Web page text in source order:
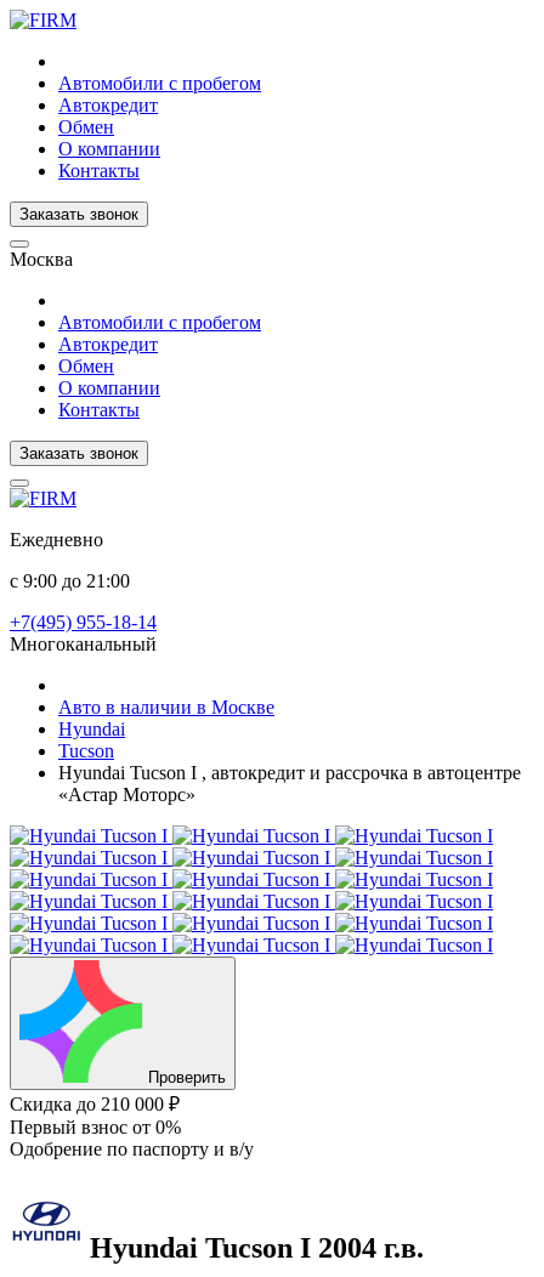
Автомобили с пробегом
Автокредит
Обмен
О компании
Контакты
Заказать звонок
Москва
Автомобили с пробегом
Автокредит
Обмен
О компании
Контакты
Заказать звонок
Ежедневно
с 9:00 до 21:00
+7(495) 955-18-14
Многоканальный
Авто в наличии в Москве
Hyundai
Tucson
Hyundai Tucson I , автокредит и рассрочка в автоцентре
«Астар Моторс»
Проверить
Скидка до 210 000 ₽
Первый взнос от 0%
Одобрение по паспорту и в/у
Hyundai Tucson I 2004 г.в.